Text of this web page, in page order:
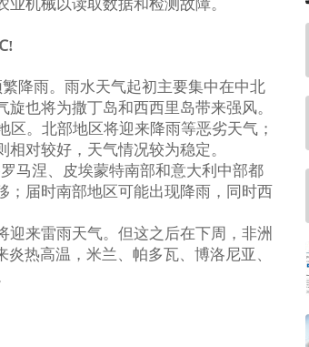
降雨。雨水天气起初主要集中在中北
也将为撒丁岛和西西里岛带来强风。
。北部地区将迎来降雨等恶劣天气；
对较好，天气情况较为稳定。
罗马涅、皮埃蒙特南部和意大利中部都
；届时南部地区可能出现降雨，同时西
来雷雨天气。但这之后在下周，非洲
热高温，米兰、帕多瓦、博洛尼亚、